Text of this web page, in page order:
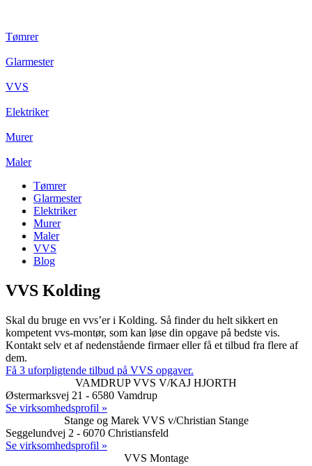
Tømrer
Glarmester
VVS
Elektriker
Murer
Maler
Tømrer
Glarmester
Elektriker
Murer
Maler
VVS
Blog
VVS Kolding
Skal du bruge en vvs’er i Kolding. Så finder du helt sikkert en
kompetent vvs-montør, som kan løse din opgave på bedste vis.
Kontakt selv et af nedenstående firmaer eller få et tilbud fra flere af
dem.
Få 3 uforpligtende tilbud på VVS opgaver.
VAMDRUP VVS V/KAJ HJORTH
Østermarksvej 21 - 6580 Vamdrup
Se virksomhedsprofil »
Stange og Marek VVS v/Christian Stange
Seggelundvej 2 - 6070 Christiansfeld
Se virksomhedsprofil »
VVS Montage